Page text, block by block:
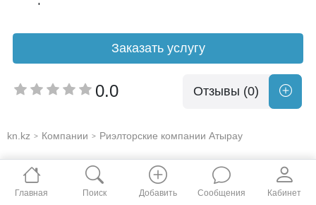
комфортные условия и приятные цены.
В PolyGress вы получаете больше преимуществ:
- все апартаменты содержатся в чистоте и
- мы работаем в выходные и праздники;
- цены ниже, чем в гостиницах и отелях города;
фискальный чек, счет-фактуру;
- возможность выбора жилья под ваш бюджет и
требования.
Заказать услугу
0.0 Отзывы (0)
kn.kz > Компании > Риэлторские компании Атырау
Главная Поиск Добавить Сообщения Кабинет